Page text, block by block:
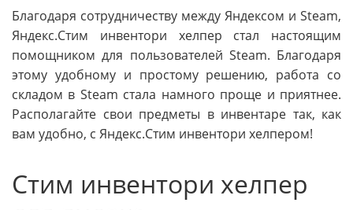
Благодаря сотрудничеству между Яндексом и Steam,
Яндекс.Стим инвентори хелпер стал настоящим
помощником для пользователей Steam. Благодаря
этому удобному и простому решению, работа со
складом в Steam стала намного проще и приятнее.
Располагайте свои предметы в инвентаре так, как
вам удобно, с Яндекс.Стим инвентори хелпером!
Стим инвентори хелпер